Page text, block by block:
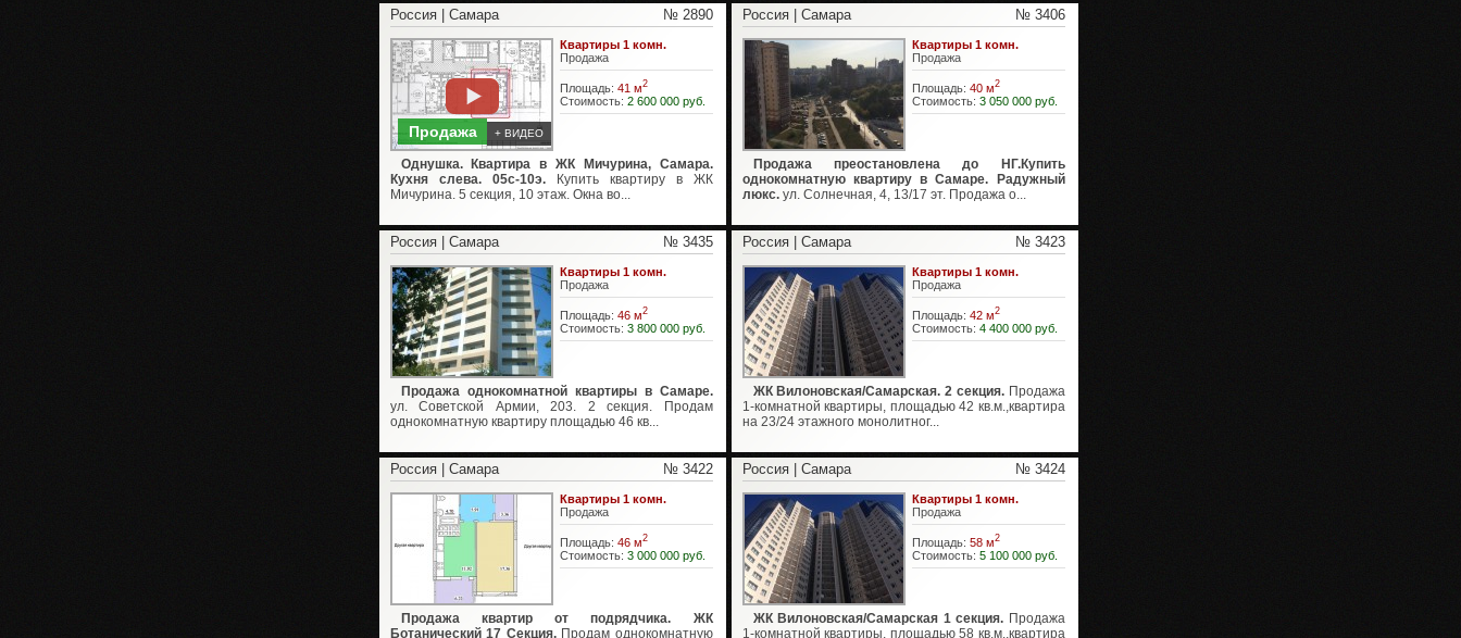
Россия | Самара № 2890
+ ВИДЕО
Продажа
Квартиры 1 комн.
Продажа
Площадь: 41 м2
Стоимость: 2 600 000 руб.
Однушка. Квартира в ЖК Мичурина, Самара.
Кухня слева. 05с-10э.Купить квартиру в ЖК
Мичурина. 5 секция, 10 этаж. Окна во...
Россия | Самара № 3406
Квартиры 1 комн.
Продажа
Площадь: 40 м2
Стоимость: 3 050 000 руб.
Продажа преостановлена до НГ.Купить
однокомнатную квартиру в Самаре. Радужный
люкс.ул. Солнечная, 4, 13/17 эт. Продажа о...
Россия | Самара № 3435
Квартиры 1 комн.
Продажа
Площадь: 46 м2
Стоимость: 3 800 000 руб.
Продажа однокомнатной квартиры в Самаре.
ул. Советской Армии, 203. 2 секция. Продам
однокомнатную квартиру площадью 46 кв...
Россия | Самара № 3423
Квартиры 1 комн.
Продажа
Площадь: 42 м2
Стоимость: 4 400 000 руб.
ЖК Вилоновская/Самарская. 2 секция.Продажа
1-комнатной квартиры, площадью 42 кв.м.,квартира
на 23/24 этажного монолитног...
Россия | Самара № 3422
Квартиры 1 комн.
Продажа
Площадь: 46 м2
Стоимость: 3 000 000 руб.
Продажа квартир от подрядчика. ЖК
Ботанический 17 Секция.Продам однокомнатную
Россия | Самара № 3424
Квартиры 1 комн.
Продажа
Площадь: 58 м2
Стоимость: 5 100 000 руб.
ЖК Вилоновская/Самарская 1 секция. Продажа
1-комнатной квартиры, площадью 58 кв.м.,квартира